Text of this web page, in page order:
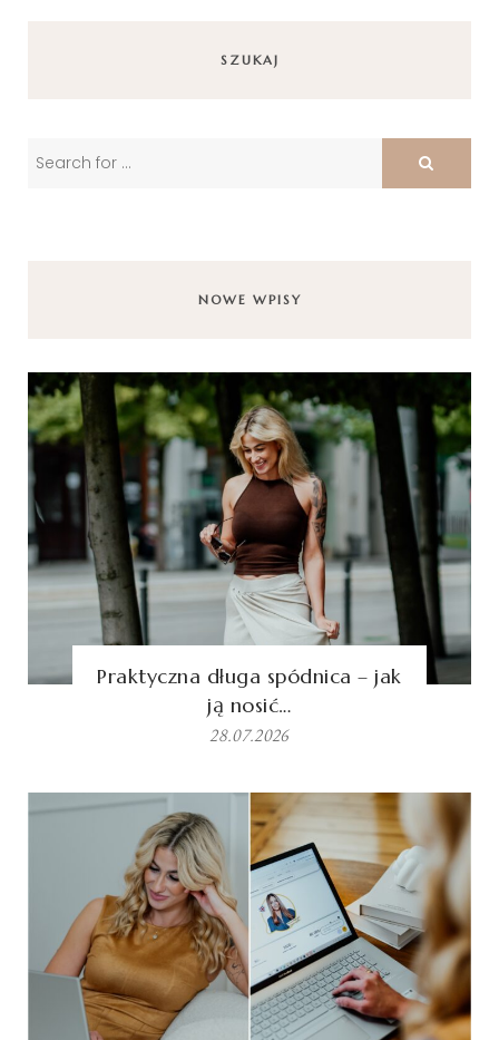
SZUKAJ
NOWE WPISY
Praktyczna długa spódnica – jak
ją nosić…
28.07.2026